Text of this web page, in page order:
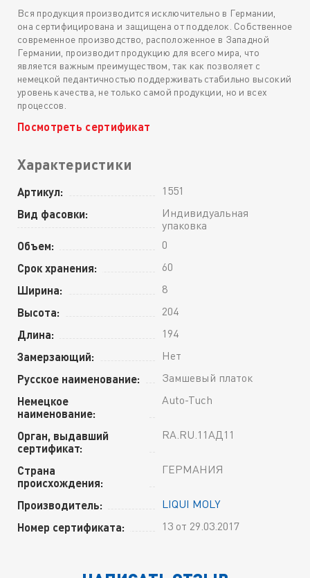
Вся продукция производится исключительно в Германии,
она сертифицирована и защищена от подделок. Собственное
современное производство, расположенное в Западной
Германии, производит продукцию для всего мира, что
является важным преимуществом, так как позволяет с
немецкой педантичностью поддерживать стабильно высокий
уровень качества, не только самой продукции, но и всех
процессов.
Посмотреть сертификат
Характеристики
Артикул: 1551
Вид фасовки:
Индивидуальная
упаковка
Объем: 0
Срок хранения: 60
Ширина: 8
Высота: 204
Длина: 194
Замерзающий: Нет
Русское наименование: Замшевый платок
Немецкое
наименование:
Auto-Tuch
Орган, выдавший
сертификат:
RA.RU.11АД11
Страна
происхождения:
ГЕРМАНИЯ
Производитель: LIQUI MOLY
Номер сертификата: 13 от 29.03.2017